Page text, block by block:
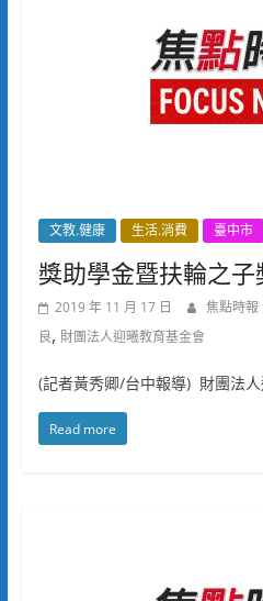
文教.健康 生活.消費 臺中市
獎助學金暨扶輪之
2019 年 11 月 17 日 焦點時報
良, 財團法人迎曦教育基金會
(記者黃秀卿/台中報導) 財團法
Read more